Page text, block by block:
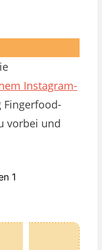
Instagram-
vorbei und